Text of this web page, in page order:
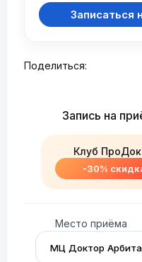
Записаться
Поделиться:
Запись на
Клуб
-30%
Место приёма